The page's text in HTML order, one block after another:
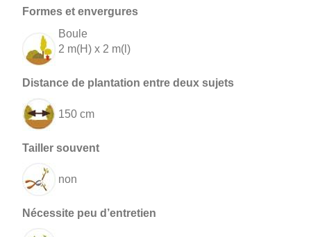
Boule
2 m(H) x 2 m(l)
150 cm
non